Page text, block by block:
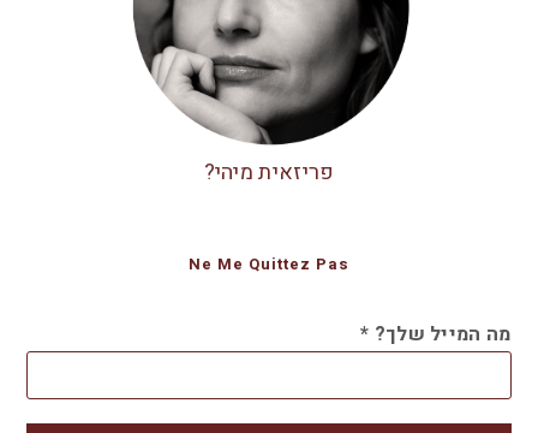
פריזאית מיהי?
Ne Me Quittez Pas
מה המייל שלך? *